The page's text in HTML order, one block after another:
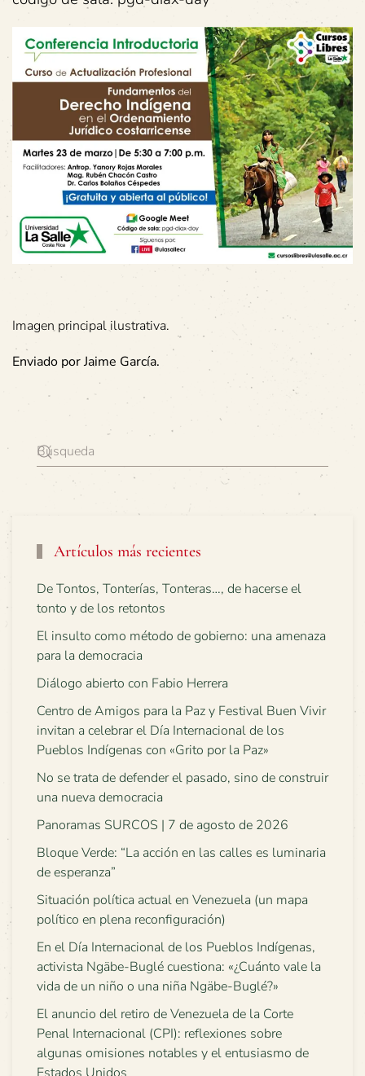
Imagen principal ilustrativa.
Enviado por Jaime García.
Artículos más recientes
De Tontos, Tonterías, Tonteras…, de hacerse el
tonto y de los retontos
El insulto como método de gobierno: una amenaza
para la democracia
Diálogo abierto con Fabio Herrera
Centro de Amigos para la Paz y Festival Buen Vivir
invitan a celebrar el Día Internacional de los
Pueblos Indígenas con «Grito por la Paz»
No se trata de defender el pasado, sino de construir
una nueva democracia
Panoramas SURCOS | 7 de agosto de 2026
Bloque Verde: “La acción en las calles es luminaria
de esperanza”
Situación política actual en Venezuela (un mapa
político en plena reconfiguración)
En el Día Internacional de los Pueblos Indígenas,
activista Ngäbe-Buglé cuestiona: «¿Cuánto vale la
vida de un niño o una niña Ngäbe-Buglé?»
El anuncio del retiro de Venezuela de la Corte
Penal Internacional (CPI): reflexiones sobre
algunas omisiones notables y el entusiasmo de